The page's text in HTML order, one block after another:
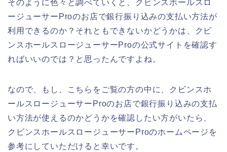
そのように色々と調べていくと、クビンスホールスロ
ージューサーProのお店で銀行振り込みの支払い方法が
利用できるのか？それともできないかどうかは、クビ
ンスホールスロージューサーProの公式サイトを確認す
ればいいのでは？と思ったんですよね。
なので、もし、こちらをご覧の方の中に、クビンスホ
ールスロージューサーProのお店で銀行振り込みの支払
い方法が使えるのかどうかを確認したい方がいたら、
クビンスホールスロージューサーProのホームページを
参考にしていただけると幸いです。